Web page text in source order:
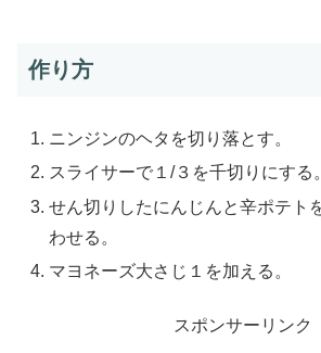
作り方
ニンジンのヘタを切り落とす。
スライサーで１/３を千切りにする。
せん切りしたにんじんと辛ポテト
わせる。
マヨネーズ大さじ１を加える。
スポンサーリンク